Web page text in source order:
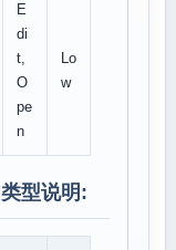
E
di
t,
O
pe
n
Lo
w
型说明: